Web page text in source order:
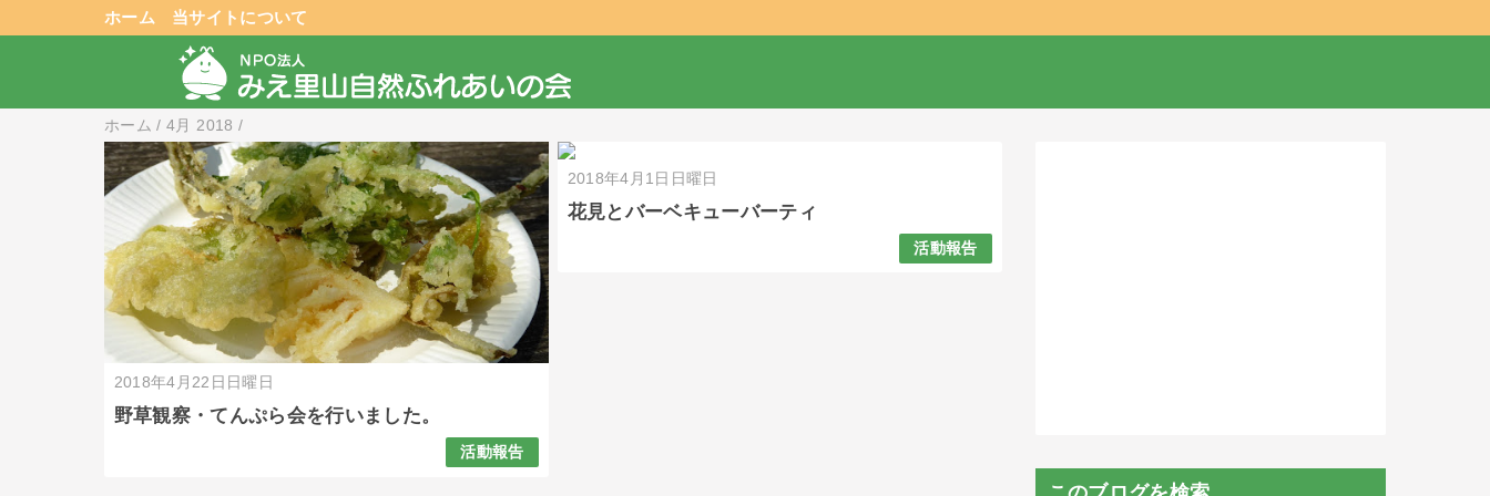
ホーム 当サイトについて
ホーム /4月 2018 /
2018年4月22日日曜日
野草観察・てんぷら会を行いました。
活動報告
2018年4月1日日曜日
花見とバーベキューバーティ
活動報告